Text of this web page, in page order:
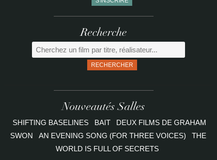
Recherche
RECHERCHER
Nouveautés Salles
SHIFTING BASELINES BAIT
DEUX FILMS DE GRAHAM
SWON
AN EVENING SONG (FOR THREE VOICES)
THE
WORLD IS FULL OF SECRETS